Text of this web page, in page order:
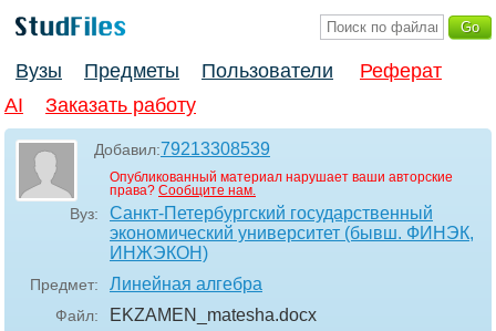
Вузы Предметы Пользователи
Реферат
AI
Заказать работу
Добавил:79213308539
Опубликованный материал нарушает ваши авторские
права? Сообщите нам.
Вуз:
Санкт-Петербургский государственный
экономический университет (бывш. ФИНЭК,
ИНЖЭКОН)
Предмет: Линейная алгебра
Файл: EKZAMEN_matesha.docx